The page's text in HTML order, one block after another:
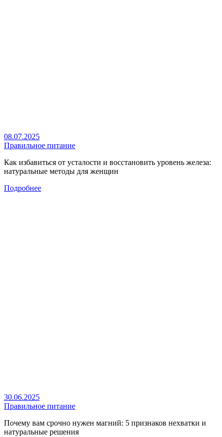
08.07.2025
Правильное питание
Как избавиться от усталости и восстановить уровень железа:
натуральные методы для женщин
Подробнее
30.06.2025
Правильное питание
Почему вам срочно нужен магний: 5 признаков нехватки и
натуральные решения